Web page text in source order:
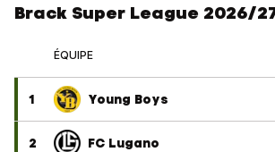
Brack Super League 2026/
ÉQUIPE
1 Young Boys
2 FC Lugano